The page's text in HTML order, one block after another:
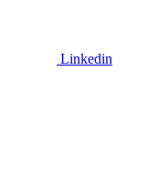
Linkedin